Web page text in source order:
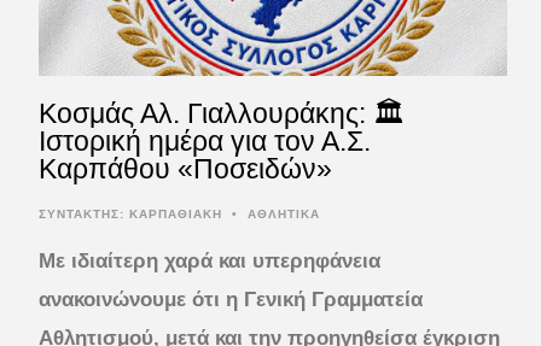
Kοσμάς Αλ. Γιαλλουράκης: 🏛️
Ιστορική ημέρα για τον Α.Σ.
Καρπάθου «Ποσειδών»
ΣΥΝΤΆΚΤΗΣ: ΚΑΡΠΑΘΙΑΚΗ • ΑΘΛΗΤΙΚΑ
Με ιδιαίτερη χαρά και υπερηφάνεια
ανακοινώνουμε ότι η Γενική Γραμματεία
Αθλητισμού, μετά και την προηγηθείσα έγκριση